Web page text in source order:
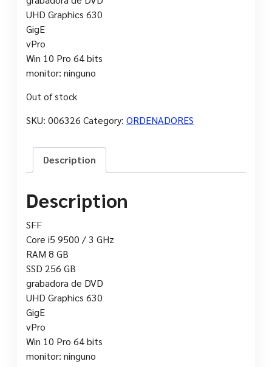
UHD Graphics 630
GigE
vPro
Win 10 Pro 64 bits
monitor: ninguno
Out of stock
SKU: 006326 Category: ORDENADORES
Description
Description
SFF
Core i5 9500 / 3 GHz
RAM 8 GB
SSD 256 GB
grabadora de DVD
UHD Graphics 630
GigE
vPro
Win 10 Pro 64 bits
monitor: ninguno